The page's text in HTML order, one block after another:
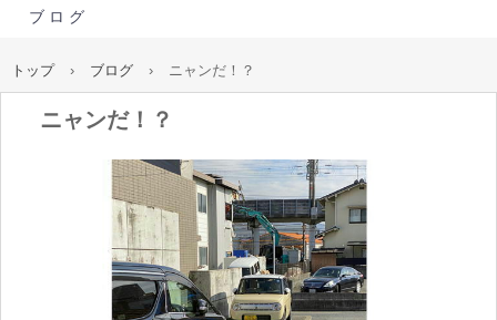
ブ ロ グ
トップ › ブログ › ニャンだ！？
ニャンだ！？